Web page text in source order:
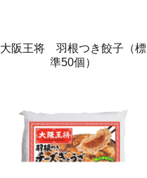
大阪王将 羽根つき餃子（標
準50個）